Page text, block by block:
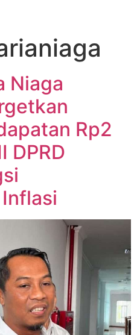
Niaga
Rp2
DPRD